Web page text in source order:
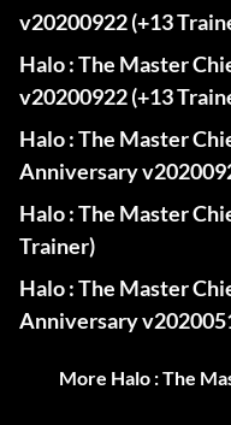
v20200922 (+13
Halo : The Master
v20200922 (+13
Halo : The Master
Anniversary
Halo : The Master
Trainer)
Halo : The Master
Anniversary
More Halo : The